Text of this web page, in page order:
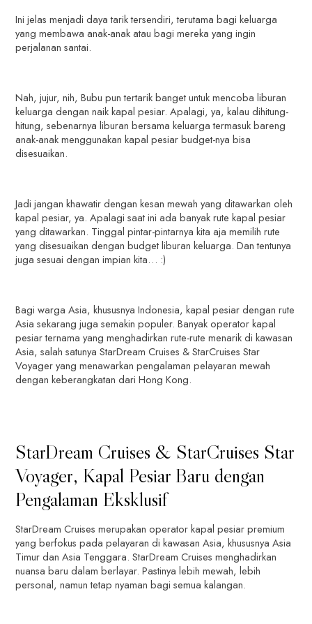
Ini jelas menjadi daya tarik tersendiri, terutama bagi keluarga
yang membawa anak-anak atau bagi mereka yang ingin
perjalanan santai.
Nah, jujur, nih, Bubu pun tertarik banget untuk mencoba liburan
keluarga dengan naik kapal pesiar. Apalagi, ya, kalau dihitung-
hitung, sebenarnya liburan bersama keluarga termasuk bareng
anak-anak menggunakan kapal pesiar budget-nya bisa
disesuaikan.
Jadi jangan khawatir dengan kesan mewah yang ditawarkan oleh
kapal pesiar, ya. Apalagi saat ini ada banyak rute kapal pesiar
yang ditawarkan. Tinggal pintar-pintarnya kita aja memilih rute
yang disesuaikan dengan budget liburan keluarga. Dan tentunya
juga sesuai dengan impian kita… :)
Bagi warga Asia, khususnya Indonesia, kapal pesiar dengan rute
Asia sekarang juga semakin populer. Banyak operator kapal
pesiar ternama yang menghadirkan rute-rute menarik di kawasan
Asia, salah satunya StarDream Cruises & StarCruises Star
Voyager yang menawarkan pengalaman pelayaran mewah
dengan keberangkatan dari Hong Kong.
StarDream Cruises & StarCruises Star
Voyager, Kapal Pesiar Baru dengan
Pengalaman Eksklusif
StarDream Cruises merupakan operator kapal pesiar premium
yang berfokus pada pelayaran di kawasan Asia, khususnya Asia
Timur dan Asia Tenggara. StarDream Cruises menghadirkan
nuansa baru dalam berlayar. Pastinya lebih mewah, lebih
personal, namun tetap nyaman bagi semua kalangan.